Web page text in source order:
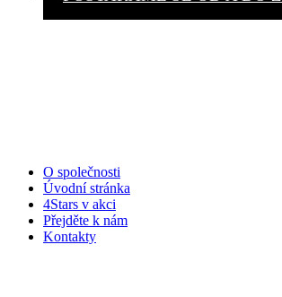
O společnosti
Úvodní stránka
4Stars v akci
Přejděte k nám
Kontakty